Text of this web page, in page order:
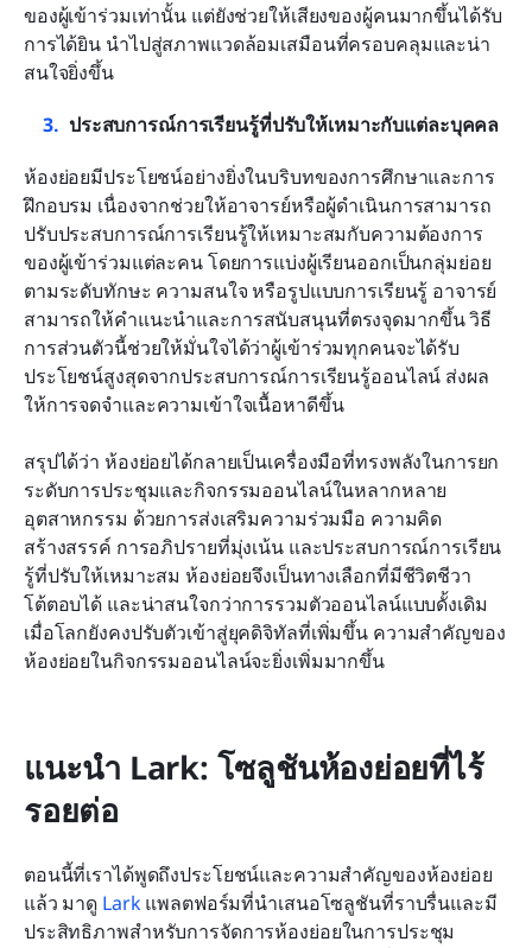
ของผู้เข้าร่วมเท่านั้น แต่ยังช่วยให้เสียงของผู้คนมากขึ้นได้รับ
การได้ยิน นำไปสู่สภาพแวดล้อมเสมือนที่ครอบคลุมและน่า
สนใจยิ่งขึ้น
ประสบการณ์การเรียนรู้ที่ปรับให้เหมาะกับแต่ละบุคคล
ห้องย่อยมีประโยชน์อย่างยิ่งในบริบทของการศึกษาและการ
ฝึกอบรม เนื่องจากช่วยให้อาจารย์หรือผู้ดำเนินการสามารถ
ปรับประสบการณ์การเรียนรู้ให้เหมาะสมกับความต้องการ
ของผู้เข้าร่วมแต่ละคน โดยการแบ่งผู้เรียนออกเป็นกลุ่มย่อย
ตามระดับทักษะ ความสนใจ หรือรูปแบบการเรียนรู้ อาจารย์
สามารถให้คำแนะนำและการสนับสนุนที่ตรงจุดมากขึ้น วิธี
การส่วนตัวนี้ช่วยให้มั่นใจได้ว่าผู้เข้าร่วมทุกคนจะได้รับ
ประโยชน์สูงสุดจากประสบการณ์การเรียนรู้ออนไลน์ ส่งผล
ให้การจดจำและความเข้าใจเนื้อหาดีขึ้น
สรุปได้ว่า ห้องย่อยได้กลายเป็นเครื่องมือที่ทรงพลังในการยก
ระดับการประชุมและกิจกรรมออนไลน์ในหลากหลาย
อุตสาหกรรม ด้วยการส่งเสริมความร่วมมือ ความคิด
สร้างสรรค์ การอภิปรายที่มุ่งเน้น และประสบการณ์การเรียน
รู้ที่ปรับให้เหมาะสม ห้องย่อยจึงเป็นทางเลือกที่มีชีวิตชีวา
โต้ตอบได้ และน่าสนใจกว่าการรวมตัวออนไลน์แบบดั้งเดิม
เมื่อโลกยังคงปรับตัวเข้าสู่ยุคดิจิทัลที่เพิ่มขึ้น ความสำคัญของ
ห้องย่อยในกิจกรรมออนไลน์จะยิ่งเพิ่มมากขึ้น
แนะนำ Lark: โซลูชันห้องย่อยที่ไร้
รอยต่อ
ตอนนี้ที่เราได้พูดถึงประโยชน์และความสำคัญของห้องย่อย
แล้ว มาดู Lark แพลตฟอร์มที่นำเสนอโซลูชันที่ราบรื่นและมี
ประสิทธิภาพสำหรับการจัดการห้องย่อยในการประชุม